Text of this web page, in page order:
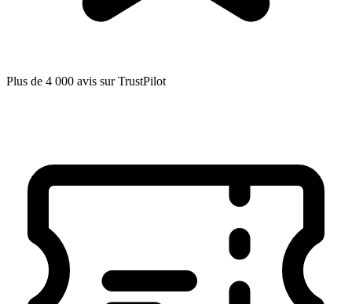
Plus de 4 000 avis sur TrustPilot